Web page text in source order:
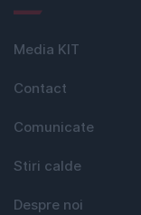
Media KIT
Contact
Comunicate
Stiri calde
Despre noi